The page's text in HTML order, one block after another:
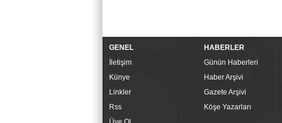
GENEL
İletişim
Künye
Linkler
Rss
HABERLER
Günün Haberleri
Haber Arşivi
Gazete Arşivi
Köşe Yazarları